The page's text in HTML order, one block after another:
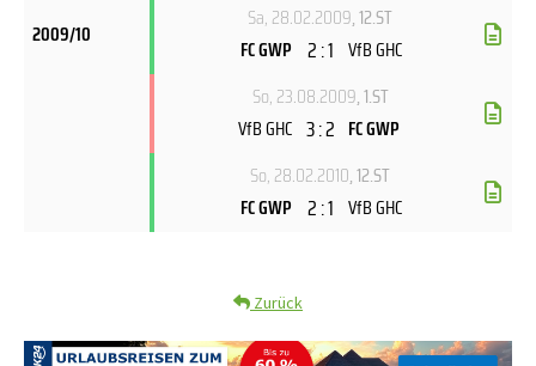
2009/10
Sa, 28.02.2009, 12.ST
FC GWP 2 : 1 VfB GHC
So, 23.08.2009, 1.ST
VfB GHC 3 : 2 FC GWP
So, 28.02.2010, 12.ST
FC GWP 2 : 1 VfB GHC
Zurück